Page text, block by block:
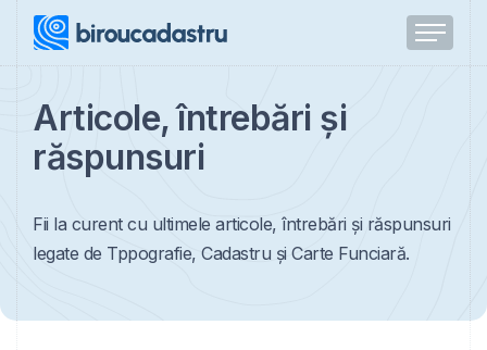
Articole, întrebări și
răspunsuri
Fii la curent cu ultimele articole, întrebări și răspunsuri
legate de Tppografie, Cadastru și Carte Funciară.